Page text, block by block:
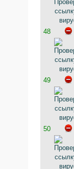
48
49
50